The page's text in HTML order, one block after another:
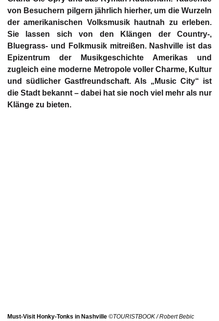
von Besuchern pilgern jährlich hierher, um die Wurzeln
der amerikanischen Volksmusik hautnah zu erleben.
Sie lassen sich von den Klängen der Country-,
Bluegrass- und Folkmusik mitreißen. Nashville ist das
Epizentrum der Musikgeschichte Amerikas und
zugleich eine moderne Metropole voller Charme, Kultur
und südlicher Gastfreundschaft. Als „Music City“ ist
die Stadt bekannt – dabei hat sie noch viel mehr als nur
Klänge zu bieten.
Must-Visit Honky-Tonks in Nashville ©TOURISTBOOK / Robert Bebic